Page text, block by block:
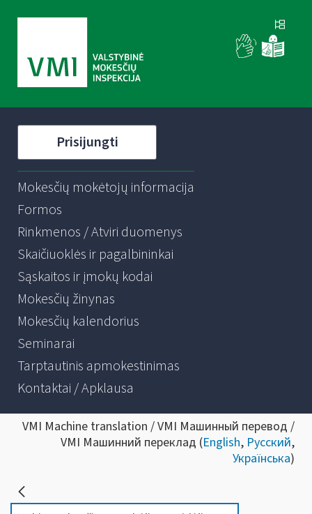
Prisijungti
Mokesčių mokėtojų informacija
Formos
Rinkmenos / Atviri duomenys
Skaičiuoklės ir pagalbininkai
Sąskaitos ir įmokų kodai
Mokesčių žinynas
Mokesčių kalendorius
Seminarai
Tarptautinis apmokestinimas
Kontaktai / Apklausa
VMI Machine translation / VMI Машинный перевод /
VMI Машинний переклад (English, Русский,
Українська)